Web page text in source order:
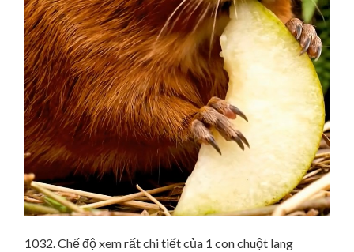
1032. Chế độ xem rất chi tiết của 1 con chuột lang